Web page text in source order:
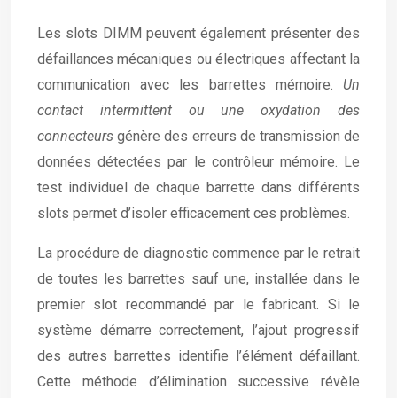
Les slots DIMM peuvent également présenter des
défaillances mécaniques ou électriques affectant la
communication avec les barrettes mémoire. Un
contact intermittent ou une oxydation des
connecteursgénère des erreurs de transmission de
données détectées par le contrôleur mémoire. Le
test individuel de chaque barrette dans différents
slots permet d’isoler efficacement ces problèmes.
La procédure de diagnostic commence par le retrait
de toutes les barrettes sauf une, installée dans le
premier slot recommandé par le fabricant. Si le
système démarre correctement, l’ajout progressif
des autres barrettes identifie l’élément défaillant.
Cette méthode d’élimination successive révèle